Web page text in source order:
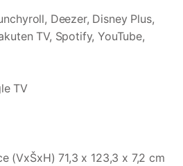
Deezer, Disney Plus,
TV, Spotify, YouTube,
TV
(VxŠxH) 71,3 x 123,3 x 7,2 cm